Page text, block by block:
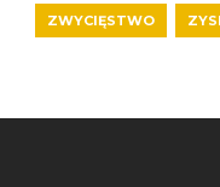
ZWYCIĘSTWO